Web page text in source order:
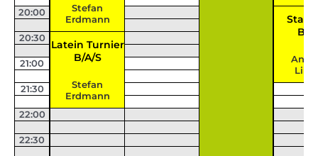
20:00
20:30
21:00
21:30
22:00
22:30
Stefan
Erdmann
Latein Turnier
B/A/S
Stefan
Erdmann
B/